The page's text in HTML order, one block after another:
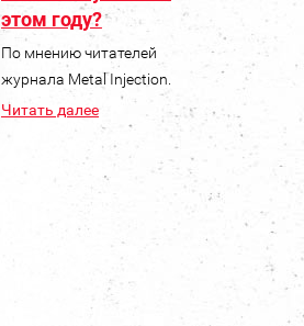
этом году?
По мнению читателей
журнала Metal Injection.
Читать далее